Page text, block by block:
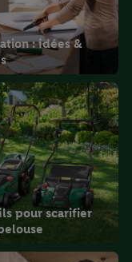
: idées &
pour scarifier